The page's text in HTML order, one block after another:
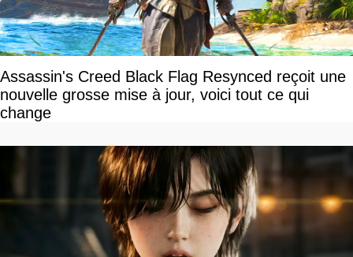
Assassin's Creed Black Flag Resynced reçoit une
nouvelle grosse mise à jour, voici tout ce qui
change